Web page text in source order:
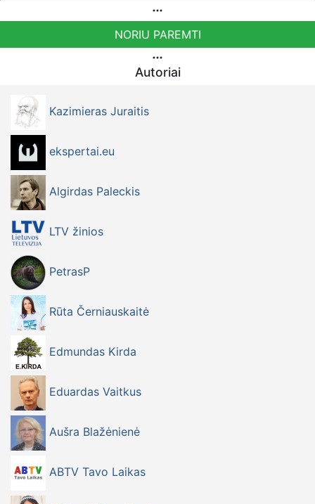
NORIU PAREMTI
Autoriai
Kazimieras Juraitis
ekspertai.eu
Algirdas Paleckis
LTV žinios
PetrasP
Rūta Černiauskaitė
Edmundas Kirda
Eduardas Vaitkus
Aušra Blažėnienė
ABTV Tavo Laikas